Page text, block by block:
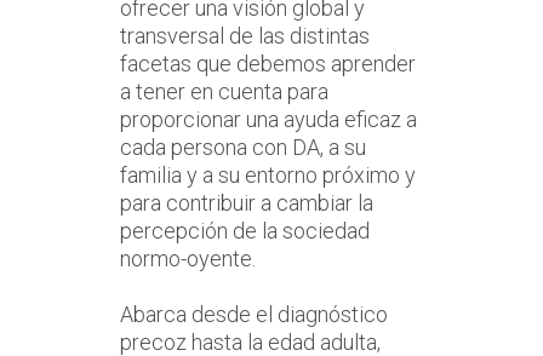
ofrecer una visión global y
transversal de las distintas
facetas que debemos aprender
a tener en cuenta para
proporcionar una ayuda eficaz a
cada persona con DA, a su
familia y a su entorno próximo y
para contribuir a cambiar la
percepción de la sociedad
normo-oyente.
Abarca desde el diagnóstico
precoz hasta la edad adulta,